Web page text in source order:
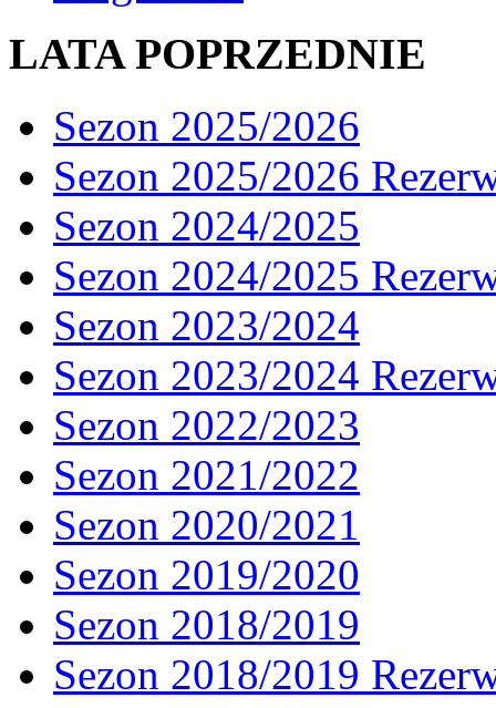
LATA POPRZEDNIE
Sezon 2025/2026
Sezon 2025/2026
Sezon 2024/2025
Sezon 2024/2025
Sezon 2023/2024
Sezon 2023/2024
Sezon 2022/2023
Sezon 2021/2022
Sezon 2020/2021
Sezon 2019/2020
Sezon 2018/2019
Sezon 2018/2019